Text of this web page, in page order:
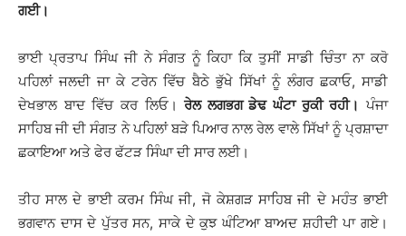
ਗਈ।
ਭਾਈ ਪ੍ਰਤਾਪ ਸਿੰਘ ਜੀ ਨੇ ਸੰਗਤ ਨੂੰ ਕਿਹਾ ਕਿ ਤੁਸੀਂ ਸਾਡੀ ਚਿੰਤਾ ਨਾ ਕਰੋ
ਪਹਿਲਾਂ ਜਲਦੀ ਜਾ ਕੇ ਟਰੇਨ ਵਿੱਚ ਬੈਠੇ ਭੁੱਖੇ ਸਿੱਖਾਂ ਨੂੰ ਲੰਗਰ ਛਕਾਓ, ਸਾਡੀ
ਦੇਖਭਾਲ ਬਾਦ ਵਿੱਚ ਕਰ ਲਿਓ।ਰੇਲ ਲਗਭਗ ਡੇਢ ਘੰਟਾ ਰੁਕੀ ਰਹੀ। ਪੰਜਾ
ਸਾਹਿਬ ਜੀ ਦੀ ਸੰਗਤ ਨੇ ਪਹਿਲਾਂ ਬੜੇ ਪਿਆਰ ਨਾਲ ਰੇਲ ਵਾਲੇ ਸਿੱਖਾਂ ਨੂੰ ਪ੍ਰਸ਼ਾਦਾ
ਛਕਾਇਆ ਅਤੇ ਫੇਰ ਫੱਟੜ ਸਿੰਘਾ ਦੀ ਸਾਰ ਲਈ।
ਤੀਹ ਸਾਲ ਦੇ ਭਾਈ ਕਰਮ ਸਿੰਘ ਜੀ, ਜੋ ਕੇਸ਼ਗੜ ਸਾਹਿਬ ਜੀ ਦੇ ਮਹੰਤ ਭਾਈ
ਭਗਵਾਨ ਦਾਸ ਦੇ ਪੁੱਤਰ ਸਨ, ਸਾਕੇ ਦੇ ਕੁਝ ਘੰਟਿਆ ਬਾਅਦ ਸ਼ਹੀਦੀ ਪਾ ਗਏ।